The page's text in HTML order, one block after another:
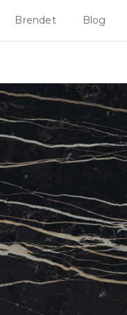
Brendet Blog